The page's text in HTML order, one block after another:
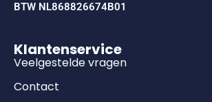
BTW NL868826674B01
Klantenservice
Veelgestelde vragen
Contact